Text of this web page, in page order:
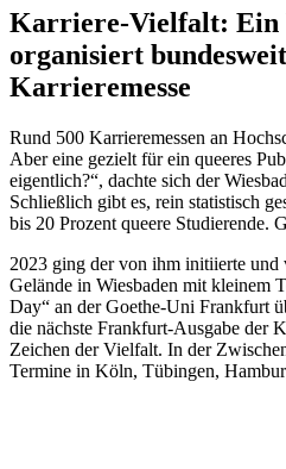
Karriere-Vielfalt: Ein
organisiert
Karrieremesse
Rund 500 Karrieremessen an
Aber eine gezielt für ein queeres
eigentlich?“, dachte sich der
Schließlich gibt es, rein statistisch
bis 20 Prozent queere Studierende.
2023 ging der von ihm initiierte und
Gelände in Wiesbaden mit kleinem
Day“ an der Goethe-Uni Frankfurt
die nächste Frankfurt-Ausgabe der
Zeichen der Vielfalt. In der
Termine in Köln, Tübingen,